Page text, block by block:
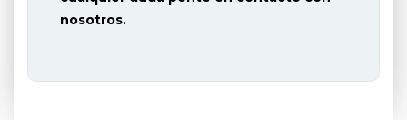
nosotros.